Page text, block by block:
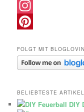
Facebook
Instagram
FOLGT MIT
BELIEBTESTE ARTIKEL
DIY